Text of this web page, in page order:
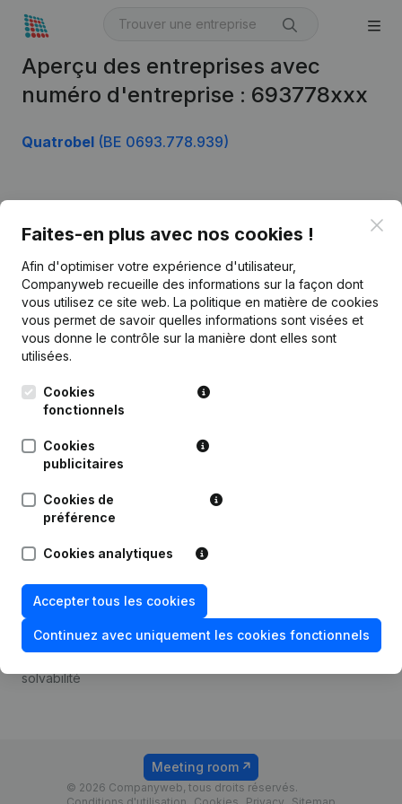
Aperçu des entreprises avec
numéro d'entreprise : 693778xxx
Quatrobel (BE 0693.778.939)
Faites-en plus avec nos cookies !
Afin d'optimiser votre expérience d'utilisateur,
Companyweb recueille des informations sur la façon dont
vous utilisez ce site web. La politique en matière de cookies
vous permet de savoir quelles informations sont visées et
vous donne le contrôle sur la manière dont elles sont
utilisées.
Cookies
fonctionnels
Cookies
publicitaires
Cookies de
préférence
Cookies analytiques
Accepter tous les cookies
Continuez avec uniquement les cookies fonctionnels
Français
Kantorenpark Everest
Leuvensesteenweg
1800 Vilvoorde
Informations d’entreprise
Monitoring
Recherche internationale
Prospection
Compliance et prévention
de la fraude
Consulter des comptes
Recherche de numéro de
TVA
solvabilité
Tarifs
© 2026 Companyweb, tous droits réservés.
Meeting room